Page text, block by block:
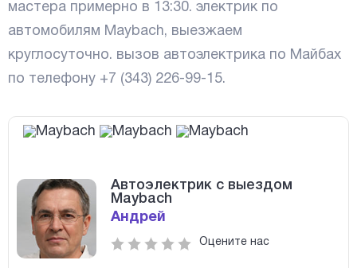
мастера примерно в 13:30. электрик по
автомобилям Maybach, выезжаем
круглосуточно. вызов автоэлектрика по Майбах
по телефону +7 (343) 226-99-15.
Автоэлектрик с выездом
Maybach
Андрей
Оцените нас